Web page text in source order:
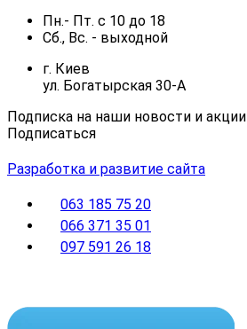
Пн.- Пт. с 10 до 18
Сб., Вс. - выходной
г. Киев
ул. Богатырская 30-А
Подписка на наши новости и акции
Подписаться
Разработка и развитие сайта
063 185 75 20
066 371 35 01
097 591 26 18